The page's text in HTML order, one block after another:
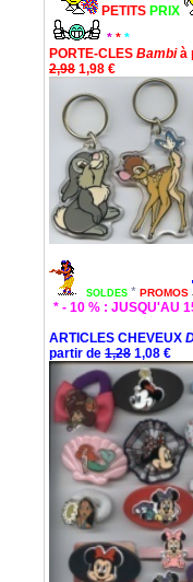
PETITS PRIX
* * *
PORTE-CLES Bambià
2,98 1,98 €
SOLDES * PROMOS
* - 10 % : JUSQU'AU
ARTICLES CHEVEUX
partir de 1,28 1,08 €